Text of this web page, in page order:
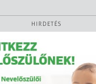
HIRDETÉS